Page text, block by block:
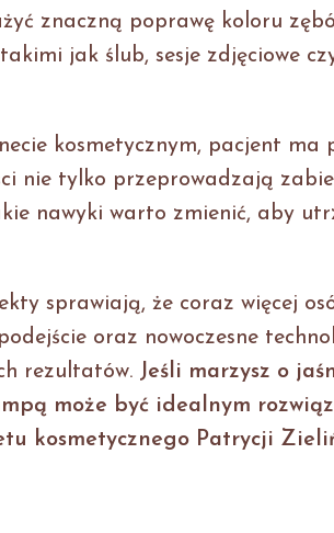
znaczną poprawę koloru
jak ślub, sesje zdjęciowe
kosmetycznym, pacjent ma
nie tylko przeprowadzają
nawyki warto zmienić, aby
sprawiają, że coraz więcej
oraz nowoczesne
rezultatów. Jeśli marzysz o
może być idealnym
kosmetycznego Patrycji